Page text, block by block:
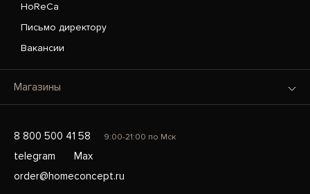
HoReCa
Письмо директору
Вакансии
Магазины
8 800 500 41 58 9:00-21:00 по Мск
telegram
Max
order@homeconcept.ru